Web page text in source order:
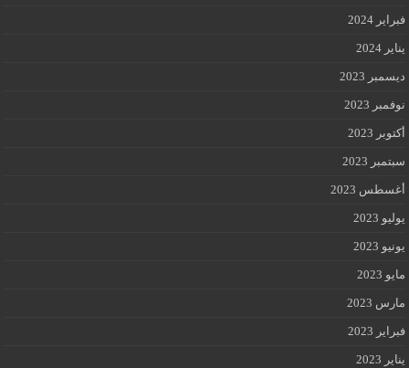
فبراير 2024
يناير 2024
ديسمبر 2023
نوفمبر 2023
أكتوبر 2023
سبتمبر 2023
أغسطس 2023
يوليو 2023
يونيو 2023
مايو 2023
مارس 2023
فبراير 2023
يناير 2023